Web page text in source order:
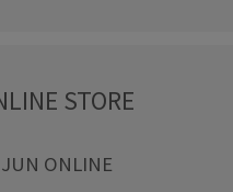
STORE
ONLINE